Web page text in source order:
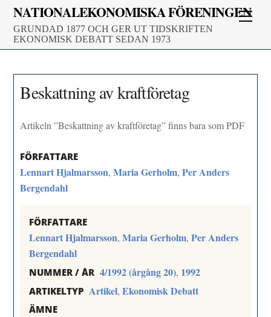
Skip
content
NATIONALEKONOMISKA FÖRENINGEN
GRUNDAD 1877 OCH GER UT TIDSKRIFTEN
EKONOMISK DEBATT SEDAN 1973
Beskattning av kraftföretag
Artikeln ”Beskattning av kraftföretag” finns bara som PDF
FÖRFATTARE
Lennart Hjalmarsson,Maria Gerholm,Per Anders
Bergendahl
FÖRFATTARE
Lennart Hjalmarsson,Maria Gerholm,Per Anders
Bergendahl
NUMMER / ÅR 4/1992 (årgång 20), 1992
ARTIKELTYP Artikel,Ekonomisk Debatt
ÄMNE